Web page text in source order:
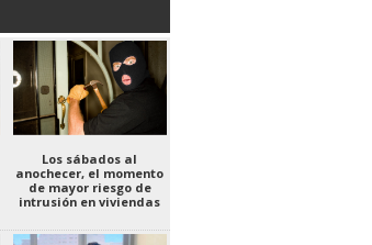
Los sábados al
anochecer, el momento
de mayor riesgo de
intrusión en viviendas